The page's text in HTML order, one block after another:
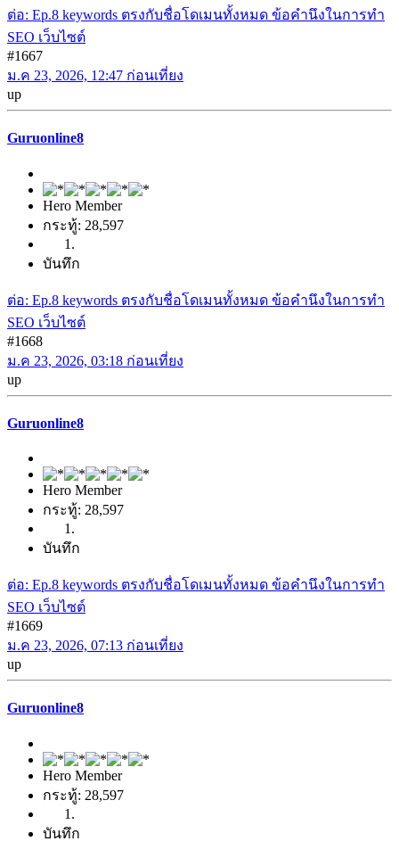
ต่อ: Ep.8 keywords ตรงกับชื่อโดเมนทั้งหมด ข้อคำนึงในการทำ
SEO เว็บไซต์
#1667
ม.ค 23, 2026, 12:47 ก่อนเที่ยง
up
Guruonline8
Hero Member
กระทู้: 28,597
บันทึก
ต่อ: Ep.8 keywords ตรงกับชื่อโดเมนทั้งหมด ข้อคำนึงในการทำ
SEO เว็บไซต์
#1668
ม.ค 23, 2026, 03:18 ก่อนเที่ยง
up
Guruonline8
Hero Member
กระทู้: 28,597
บันทึก
ต่อ: Ep.8 keywords ตรงกับชื่อโดเมนทั้งหมด ข้อคำนึงในการทำ
SEO เว็บไซต์
#1669
ม.ค 23, 2026, 07:13 ก่อนเที่ยง
up
Guruonline8
Hero Member
กระทู้: 28,597
บันทึก